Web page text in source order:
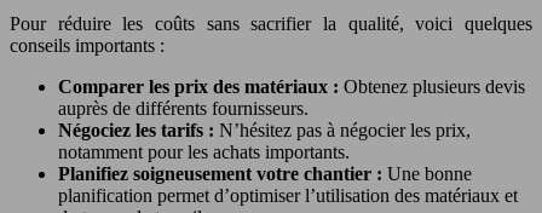
Pour réduire les coûts sans sacrifier la qualité, voici quelques
conseils importants :
Comparer les prix des matériaux : Obtenez plusieurs devis
auprès de différents fournisseurs.
Négociez les tarifs : N’hésitez pas à négocier les prix,
notamment pour les achats importants.
Planifiez soigneusement votre chantier : Une bonne
planification permet d’optimiser l’utilisation des matériaux et